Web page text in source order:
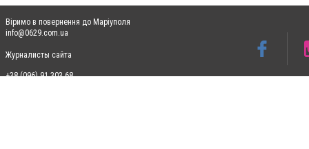
Віримо в повернення до Маріуполя
info@0629.com.ua
Журналисты сайта
+38 (096) 91 303 68